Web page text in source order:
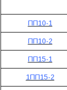
ПП10-1
ПП10-2
ПП15-1
1ПП15-2